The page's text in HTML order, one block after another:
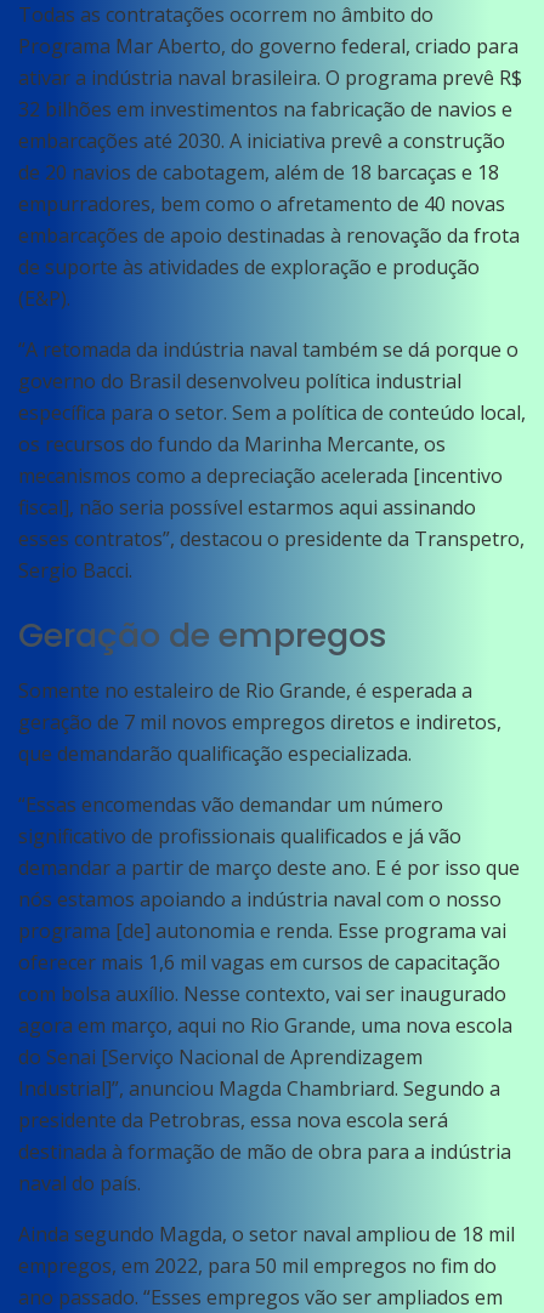
Todas as contratações ocorrem no âmbito do
Programa Mar Aberto, do governo federal, criado para
ativar a indústria naval brasileira. O programa prevê R$
32 bilhões em investimentos na fabricação de navios e
embarcações até 2030. A iniciativa prevê a construção
de 20 navios de cabotagem, além de 18 barcaças e 18
empurradores, bem como o afretamento de 40 novas
embarcações de apoio destinadas à renovação da frota
de suporte às atividades de exploração e produção
(E&P).
“A retomada da indústria naval também se dá porque o
governo do Brasil desenvolveu política industrial
específica para o setor. Sem a política de conteúdo local,
os recursos do fundo da Marinha Mercante, os
mecanismos como a depreciação acelerada [incentivo
fiscal], não seria possível estarmos aqui assinando
esses contratos”, destacou o presidente da Transpetro,
Sergio Bacci.
Geração de empregos
Somente no estaleiro de Rio Grande, é esperada a
geração de 7 mil novos empregos diretos e indiretos,
que demandarão qualificação especializada.
“Essas encomendas vão demandar um número
significativo de profissionais qualificados e já vão
demandar a partir de março deste ano. E é por isso que
nós estamos apoiando a indústria naval com o nosso
programa [de] autonomia e renda. Esse programa vai
oferecer mais 1,6 mil vagas em cursos de capacitação
com bolsa auxílio. Nesse contexto, vai ser inaugurado
agora em março, aqui no Rio Grande, uma nova escola
do Senai [Serviço Nacional de Aprendizagem
Industrial]”, anunciou Magda Chambriard. Segundo a
presidente da Petrobras, essa nova escola será
destinada à formação de mão de obra para a indústria
naval do país.
Ainda segundo Magda, o setor naval ampliou de 18 mil
empregos, em 2022, para 50 mil empregos no fim do
ano passado. “Esses empregos vão ser ampliados em